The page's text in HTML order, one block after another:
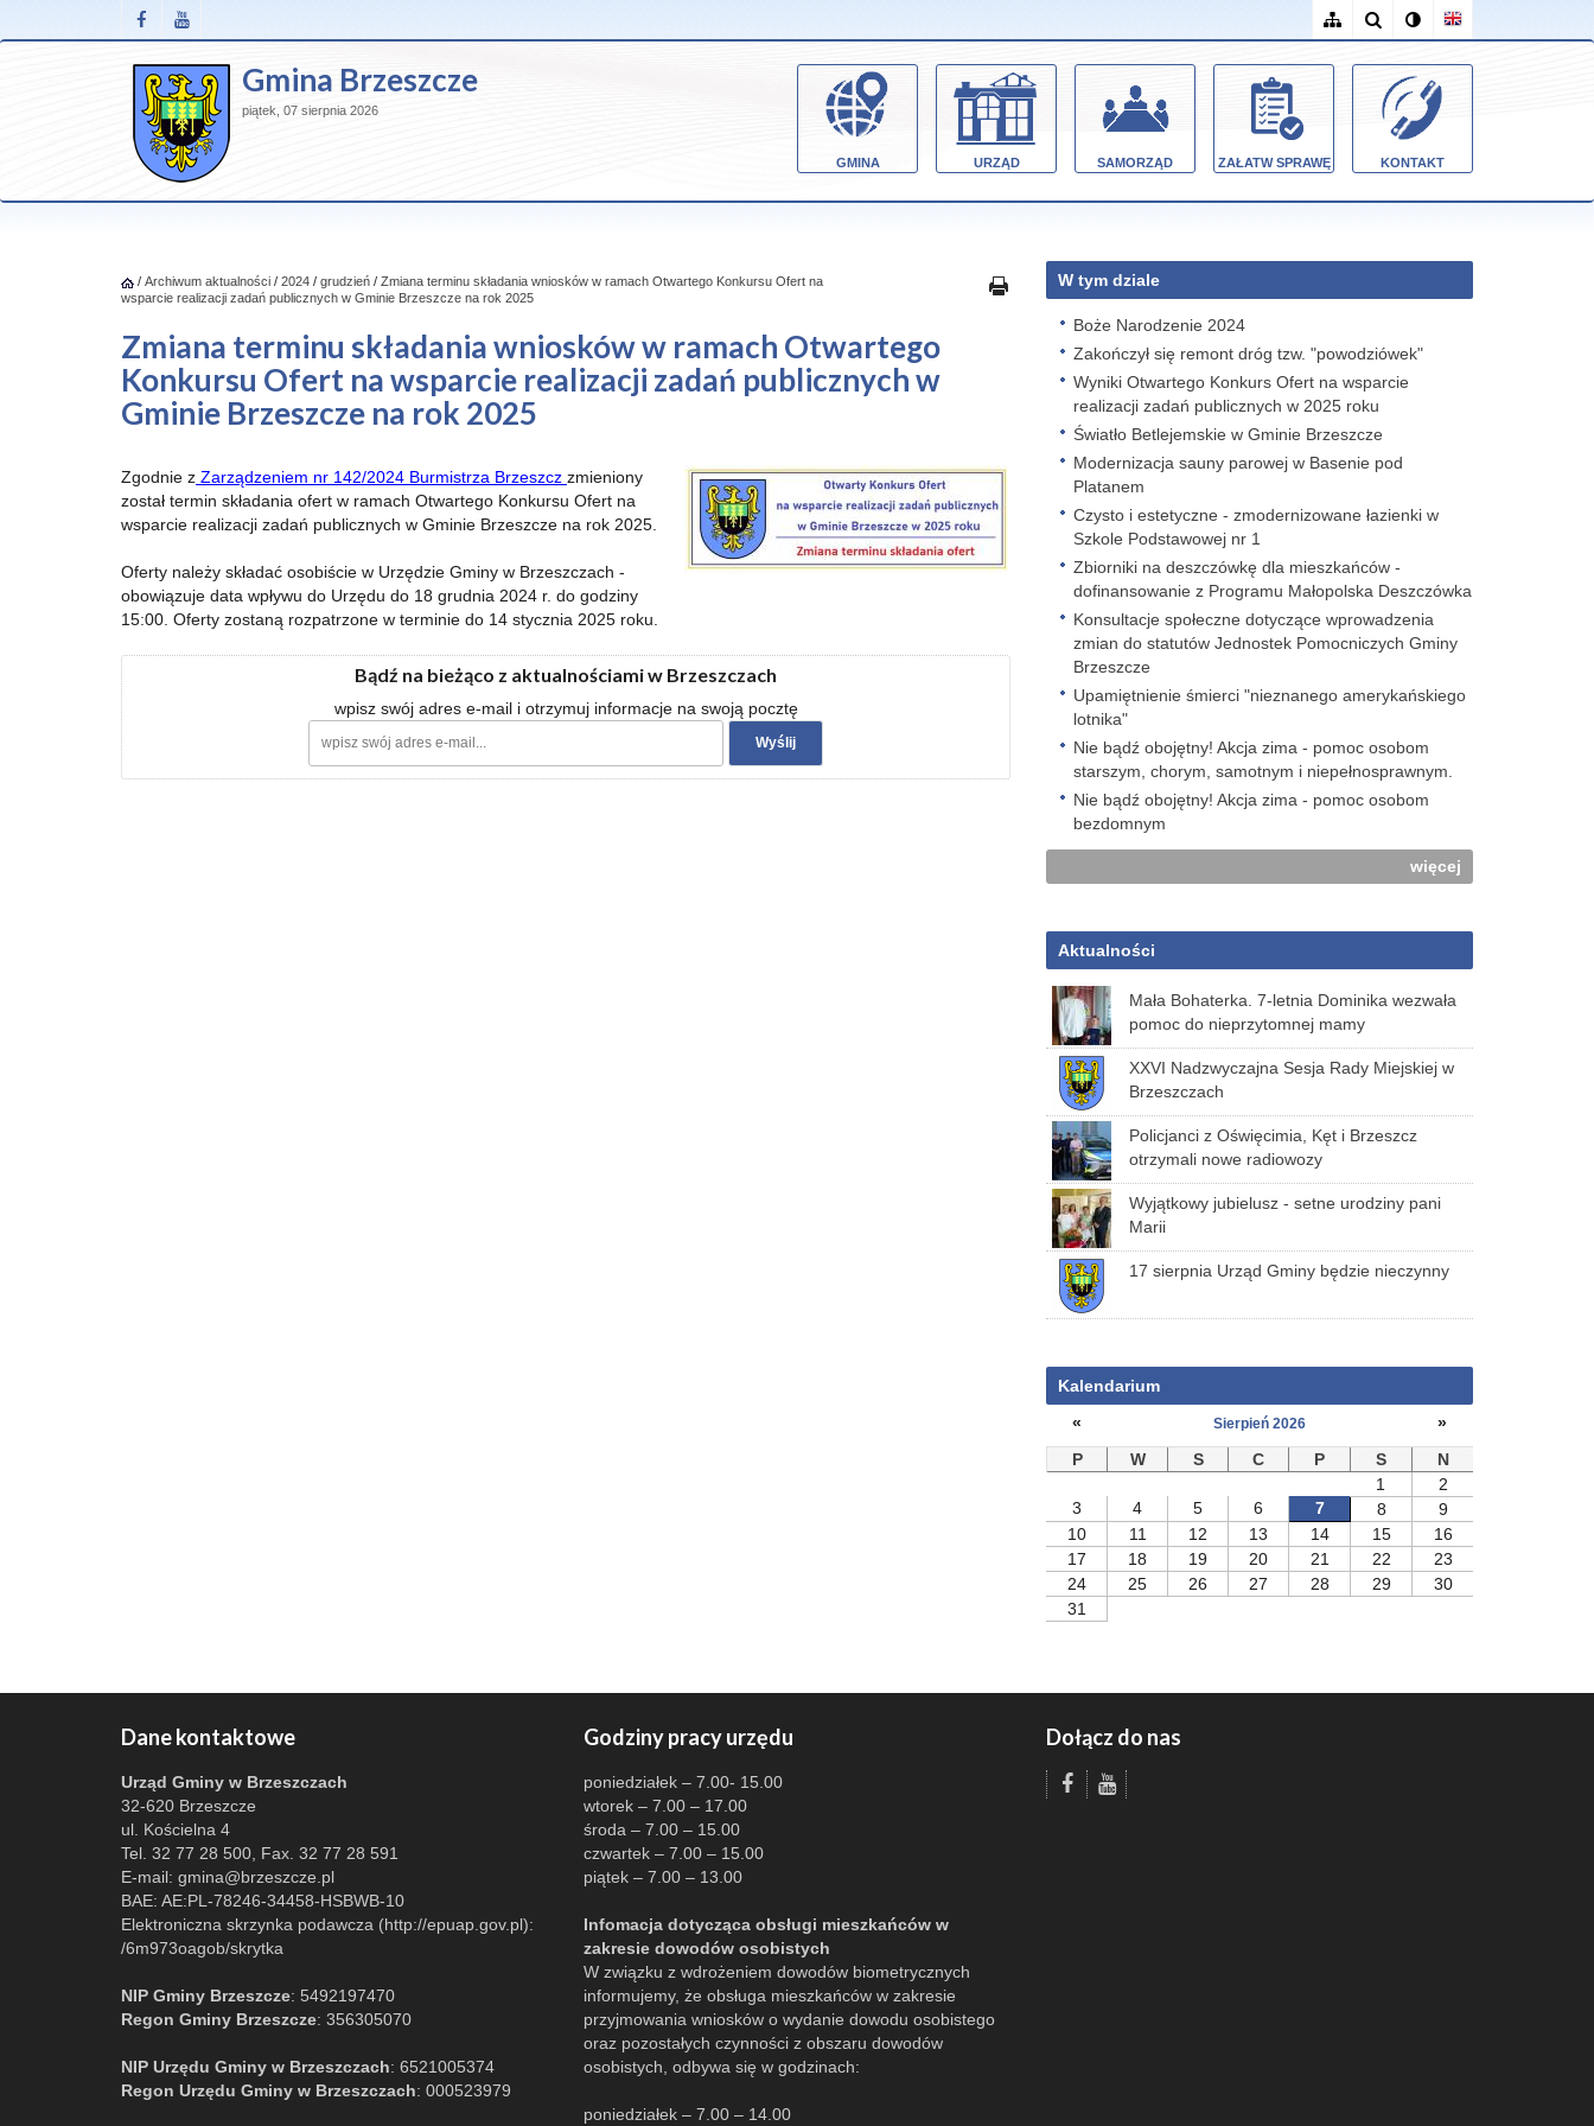
Gmina Brzeszcze
piątek, 07 sierpnia 2026
GMINA URZĄD SAMORZĄD ZAŁATW SPRAWĘ KONTAKT
/ Archiwum aktualności / 2024 / grudzień / Zmiana terminu składania wniosków w ramach Otwartego Konkursu Ofert na
wsparcie realizacji zadań publicznych w Gminie Brzeszcze na rok 2025
Zmiana terminu składania wniosków w ramach Otwartego
Konkursu Ofert na wsparcie realizacji zadań publicznych w
Gminie Brzeszcze na rok 2025
Zgodnie z Zarządzeniem nr 142/2024 Burmistrza Brzeszcz zmieniony
został termin składania ofert w ramach Otwartego Konkursu Ofert na
wsparcie realizacji zadań publicznych w Gminie Brzeszcze na rok 2025.
Oferty należy składać osobiście w Urzędzie Gminy w Brzeszczach -
obowiązuje data wpływu do Urzędu do 18 grudnia 2024 r. do godziny
15:00. Oferty zostaną rozpatrzone w terminie do 14 stycznia 2025 roku.
Bądź na bieżąco z aktualnościami w Brzeszczach
wpisz swój adres e-mail i otrzymuj informacje na swoją pocztę
W tym dziale
Boże Narodzenie 2024
Zakończył się remont dróg tzw. "powodziówek"
Wyniki Otwartego Konkurs Ofert na wsparcie
realizacji zadań publicznych w 2025 roku
Światło Betlejemskie w Gminie Brzeszcze
Modernizacja sauny parowej w Basenie pod
Platanem
Czysto i estetyczne - zmodernizowane łazienki w
Szkole Podstawowej nr 1
Zbiorniki na deszczówkę dla mieszkańców -
dofinansowanie z Programu Małopolska Deszczówka
Konsultacje społeczne dotyczące wprowadzenia
zmian do statutów Jednostek Pomocniczych Gminy
Brzeszcze
Upamiętnienie śmierci "nieznanego amerykańskiego
lotnika"
Nie bądź obojętny! Akcja zima - pomoc osobom
starszym, chorym, samotnym i niepełnosprawnym.
Nie bądź obojętny! Akcja zima - pomoc osobom
bezdomnym
więcej
Aktualności
Mała Bohaterka. 7-letnia Dominika wezwała
pomoc do nieprzytomnej mamy
XXVI Nadzwyczajna Sesja Rady Miejskiej w
Brzeszczach
Policjanci z Oświęcimia, Kęt i Brzeszcz
otrzymali nowe radiowozy
Wyjątkowy jubielusz - setne urodziny pani
Marii
17 sierpnia Urząd Gminy będzie nieczynny
Kalendarium
«
Sierpień 2026
»
P
W S C P S
N
1
2
3
4 5 6 7 8
9
10
11 12 13 14 15
16
17
18 19 20 21 22
23
24
25 26 27 28 29
30
31
Dane kontaktowe
Urząd Gminy w Brzeszczach
32-620 Brzeszcze
ul. Kościelna 4
Tel. 32 77 28 500, Fax. 32 77 28 591
E-mail: gmina@brzeszcze.pl
BAE: AE:PL-78246-34458-HSBWB-10
Elektroniczna skrzynka podawcza (http://epuap.gov.pl):
/6m973oagob/skrytka
NIP Gminy Brzeszcze: 5492197470
Regon Gminy Brzeszcze: 356305070
NIP Urzędu Gminy w Brzeszczach: 6521005374
Regon Urzędu Gminy w Brzeszczach: 000523979
Godziny pracy urzędu
poniedziałek – 7.00- 15.00
wtorek – 7.00 – 17.00
środa – 7.00 – 15.00
czwartek – 7.00 – 15.00
piątek – 7.00 – 13.00
Infomacja dotycząca obsługi mieszkańców w
zakresie dowodów osobistych
W związku z wdrożeniem dowodów biometrycznych
informujemy, że obsługa mieszkańców w zakresie
przyjmowania wniosków o wydanie dowodu osobistego
oraz pozostałych czynności z obszaru dowodów
osobistych, odbywa się w godzinach:
poniedziałek – 7.00 – 14.00
Dołącz do nas